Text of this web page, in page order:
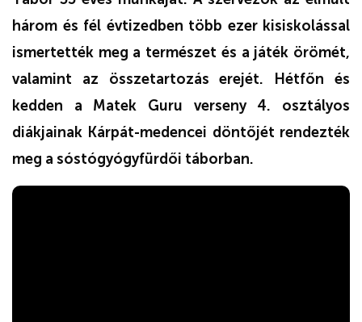
három és fél évtizedben több ezer kisiskolással
ismertették meg a természet és a játék örömét,
valamint az összetartozás erejét. Hétfőn és
kedden a Matek Guru verseny 4. osztályos
diákjainak Kárpát-medencei döntőjét rendezték
meg a sóstógyógyfürdői táborban.